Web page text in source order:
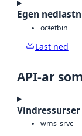
Egen
octetbin
Last ned
API-ar
Vindressurser
wms_srvc